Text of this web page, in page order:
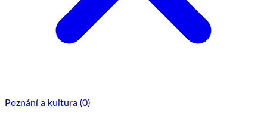
Poznání a kultura (0)